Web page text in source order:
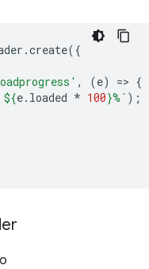
.create({
, (e) => {
${e. loaded * 100}%` );